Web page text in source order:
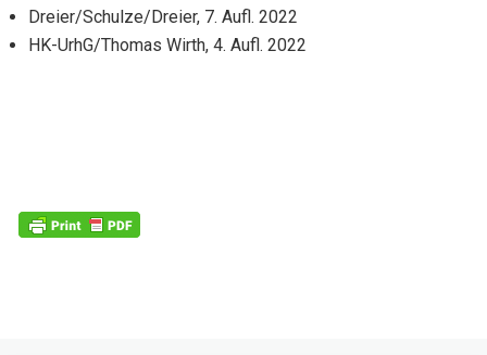
Dreier/Schulze/Dreier, 7. Aufl. 2022
HK-UrhG/Thomas Wirth, 4. Aufl. 2022